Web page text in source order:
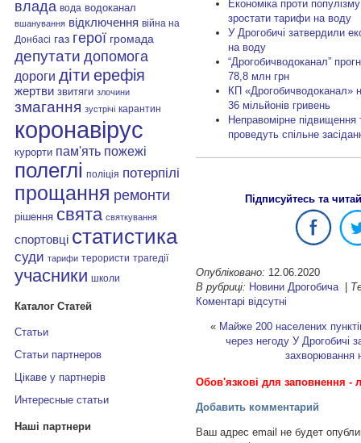
влада вода водоканал
вшанування відключення війна на
Донбасі газ герої громада
депутати допомога
дороги діти ерефія
жертви звитяги злочини
змагання зустрічі карантин
коронавірус
курорти пам'ять пожежі
полеглі поліція потерпілі
прощання ремонти
рішення свята святкування
спортовці статистика
суди тарифи терористи трагедії
учасники школи
Каталог Статей
Статьи
Статьи партнеров
Цікаве у партнерів
Интересные статьи
Наші партнери
Економіка проти
зростати тарифи на воду
У Дрогобичі затвердили
на воду
“Дрогобичводоканал”
78,8 млн грн
КП «Дрогобичводоканал»
36 мільйонів гривень
Неправомірне підвищення
проведуть спільне
Підписуйтесь та
Опубліковано: 12.06.2020
В рубриці: Новини Дрогобича|
Коментарі відсутні
« Майже 200 населених
через негоду У Дрогобичі
захворювання
Обов'язкові для заповнення -
Добавить комментарий
Ваш адрес email не будет